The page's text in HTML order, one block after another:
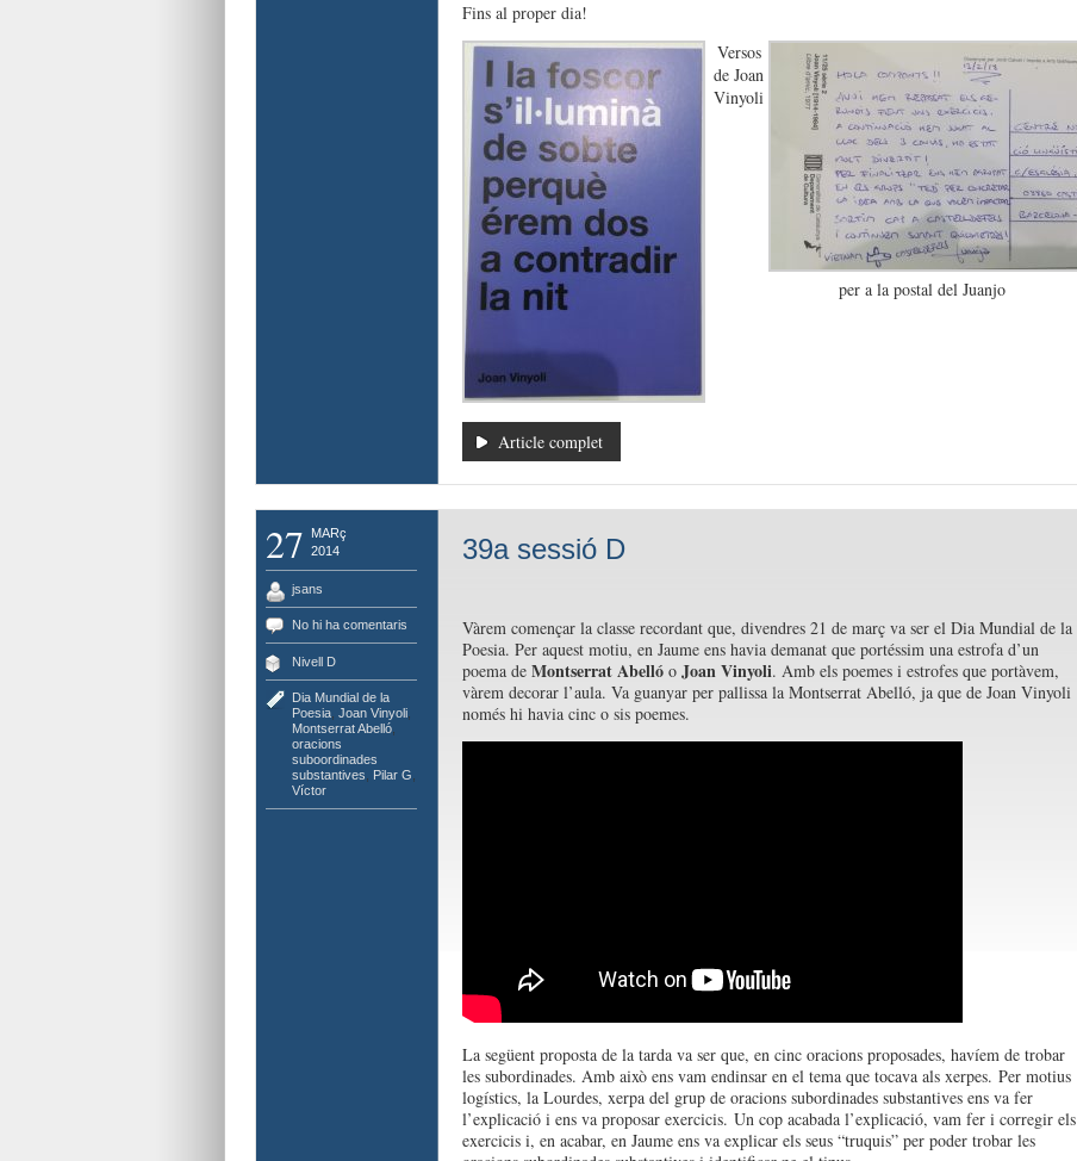
Fins al proper dia!
Versos
de Joan
Vinyoli
per a la postal del Juanjo
Article complet
27
MARç
2014
jsans
No hi ha comentaris
Nivell D
Dia Mundial de la
Poesia, Joan Vinyoli,
Montserrat Abelló,
oracions
suboordinades
substantives
Pilar G
Víctor
39a sessió D
Vàrem començar la classe recordant que, divendres 21 de març va ser el Dia Mundial de la
Poesia. Per aquest motiu, en Jaume ens havia demanat que portéssim una estrofa d’un
poema deMontserrat Abellóo Joan Vinyoli. Amb els poemes i estrofes que portàvem,
vàrem decorar l’aula. Va guanyar per pallissa la Montserrat Abelló, ja que de Joan Vinyoli
només hi havia cinc o sis poemes.
La següent proposta de la tarda va ser que, en cinc oracions proposades, havíem de trobar
les subordinades. Amb això ens vam endinsar en el tema que tocava als xerpes. Per motius
logístics, la Lourdes, xerpa del grup de oracions subordinades substantives ens va fer
l’explicació i ens va proposar exercicis. Un cop acabada l’explicació, vam fer i corregir els
exercicis i, en acabar, en Jaume ens va explicar els seus “truquis” per poder trobar les